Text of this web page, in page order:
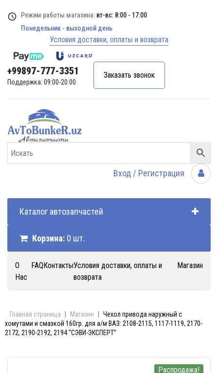
Режим работы магазина: вт-вс: 8:00 - 17:00
Понедельник - выходной день
Условия доставки, оплаты и возврата
+99897-777-3351
Поддержка: 09:00-20:00
Заказать звонок
Вход / Регистрация
Каталог автозапчастей
Корзина: 0 шт.
О
Нас
FAQКонтактыУсловия доставки, оплаты и
возврата
Магазин
Главная страница Магазин
Чехол привода наружный с
хомутами и смазкой 160гр. для а/м ВАЗ: 2108-2115, 1117-1119, 2170-
2172, 2190-2192, 2194 “СЭВИ-ЭКСПЕРТ”
Распродажа!